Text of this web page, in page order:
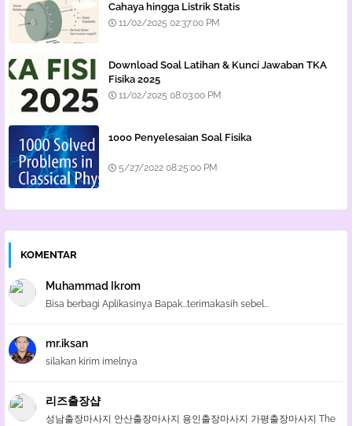
Cahaya hingga Listrik Statis
11/02/2025 02:37:00 PM
Download Soal Latihan & Kunci Jawaban TKA
Fisika 2025
11/02/2025 08:03:00 PM
1000 Penyelesaian Soal Fisika
5/27/2022 08:25:00 PM
KOMENTAR
Muhammad Ikrom
Bisa berbagi Aplikasinya Bapak...terimakasih sebel...
mr.iksan
silakan kirim imelnya
리즈출장샵
성남출장마사지 안산출장마사지 용인출장마사지 가평출장마사지 The